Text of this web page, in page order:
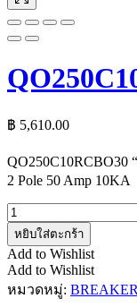
฿ 5,610.00
2 Pole 50 Amp 10KA
จำนวน
QO250C10RCBO30
ชิ้น
หยิบใส่ตะกร้า
Add to Wishlist
Add to Wishlist
หมวดหมู่: BREAKER